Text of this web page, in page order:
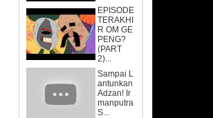
EPISODE
TERAKHI
R OM GE
PENG?
(PART
2)...
Sampai L
antunkan
Adzan! Ir
manputra
S...